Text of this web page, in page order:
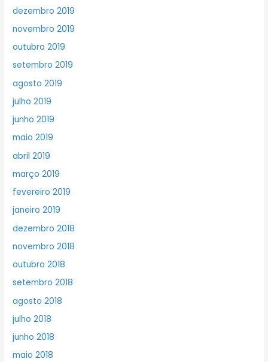
dezembro 2019
novembro 2019
outubro 2019
setembro 2019
agosto 2019
julho 2019
junho 2019
maio 2019
abril 2019
março 2019
fevereiro 2019
janeiro 2019
dezembro 2018
novembro 2018
outubro 2018
setembro 2018
agosto 2018
julho 2018
junho 2018
maio 2018